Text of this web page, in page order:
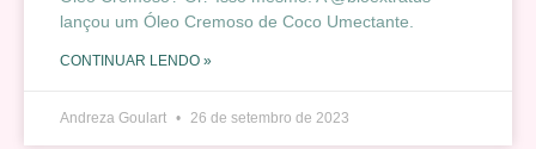
lançou um Óleo Cremoso de Coco Umectante.
CONTINUAR LENDO »
Andreza Goulart 26 de setembro de 2023